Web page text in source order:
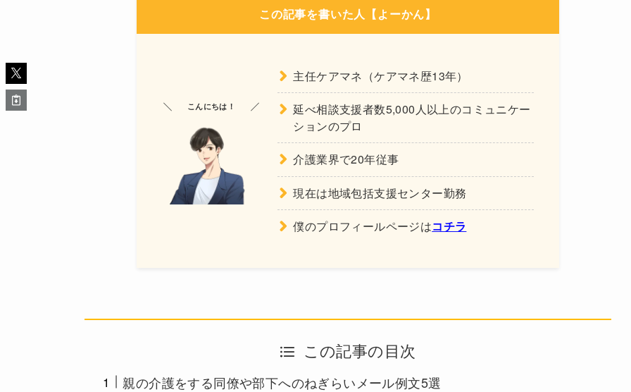
この記事を書いた人【よーかん】
主任ケアマネ（ケアマネ歴13年）
延べ相談支援者数5,000人以上のコミュニケー
ションのプロ
介護業界で20年従事
現在は地域包括支援センター勤務
僕のプロフィールページはコチラ
こんにちは！
この記事の目次
親の介護をする同僚や部下へのねぎらいメール例文5選